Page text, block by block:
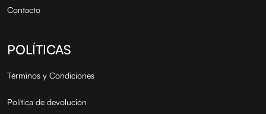
Contacto
POLÍTICAS
Términos y Condiciones
Política de devolución